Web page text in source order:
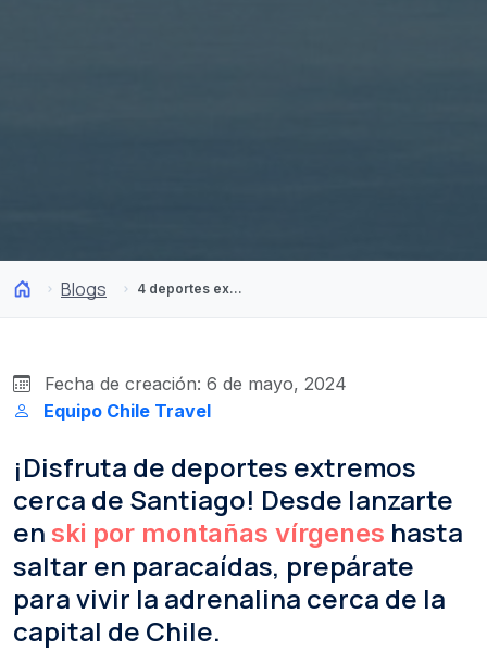
Blogs 4 deportes extremos en Santiago y sus alrededores
Fecha de creación: 6 de mayo, 2024
Equipo Chile Travel
¡Disfruta de deportes extremos
cerca de Santiago! Desde lanzarte
en ski por montañas vírgenes hasta
saltar en paracaídas, prepárate
para vivir la adrenalina cerca de la
capital de Chile.